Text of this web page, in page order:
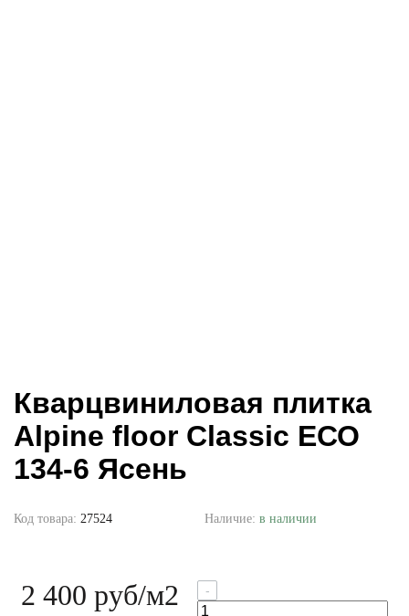
Кварцвиниловая плитка
Alpine floor Classic ЕСО
134-6 Ясень
Код товара: 27524 Наличие: в наличии
2 400 руб/м2 -